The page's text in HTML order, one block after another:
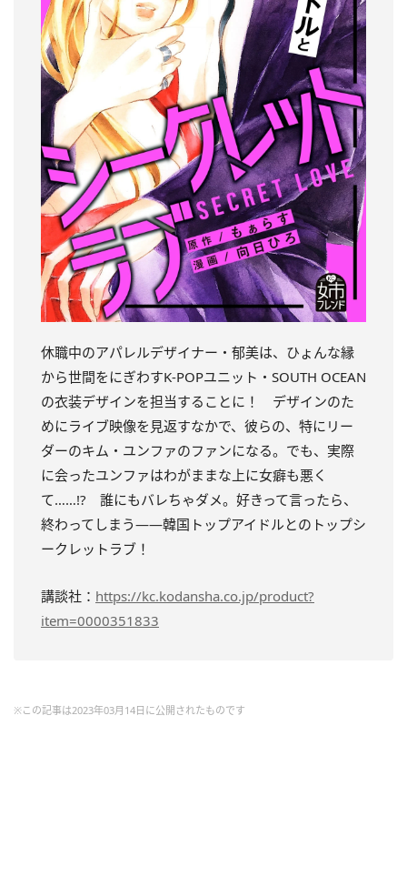
休職中のアパレルデザイナー・郁美は、ひょんな縁
から世間をにぎわすK-POPユニット・SOUTH OCEAN
の衣装デザインを担当することに！ デザインのた
めにライブ映像を見返すなかで、彼らの、特にリー
ダーのキム・ユンファのファンになる。でも、実際
に会ったユンファはわがままな上に女癖も悪く
て……!? 誰にもバレちゃダメ。好きって言ったら、
終わってしまう――韓国トップアイドルとのトップシ
ークレットラブ！
講談社： https://kc.kodansha.co.jp/product?
item=0000351833
※この記事は2023年03月14日に公開されたものです